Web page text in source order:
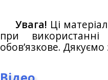
Увага! Ці
при
обов’язкове.